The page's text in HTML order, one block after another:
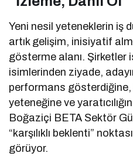
Yeni nesil yeteneklerin iş
artık gelişim, inisiyatif
gösterme alanı. Şirketler
isimlerinden ziyade,
performans gösterdiğine,
yeteneğine ve
Boğaziçi BETA Sektör
“karşılıklı beklenti”
görüyor.